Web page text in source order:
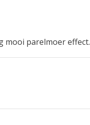
mooi parelmoer effect.